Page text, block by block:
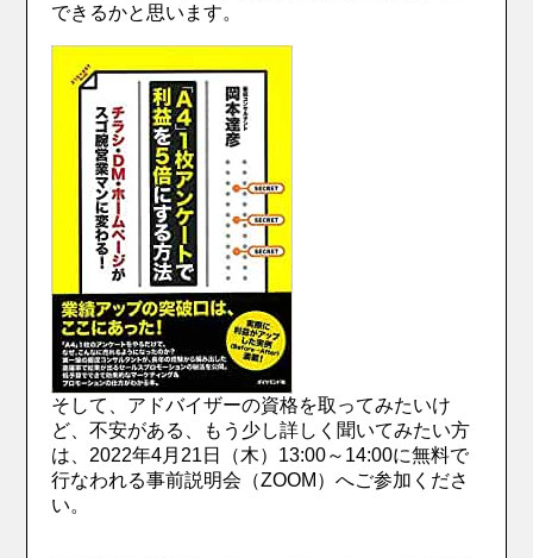
できるかと思います。
そして、アドバイザーの資格を取ってみたいけ
ど、不安がある、もう少し詳しく聞いてみたい方
は、2022年4月21日（木）13:00～14:00に無料で
行なわれる事前説明会（ZOOM）へご参加くださ
い。